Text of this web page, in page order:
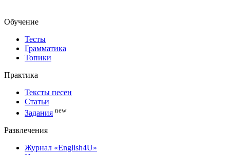
Обучение
Тесты
Грамматика
Топики
Практика
Тексты песен
Статьи
Задания new
Развлечения
Журнал «English4U»